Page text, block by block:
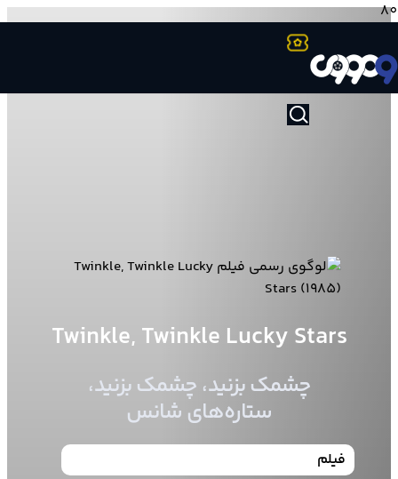
Twinkle, Twinkle Lucky Stars
چشمک بزنید، چشمک بزنید،
ستاره‌های شانس
فیلم